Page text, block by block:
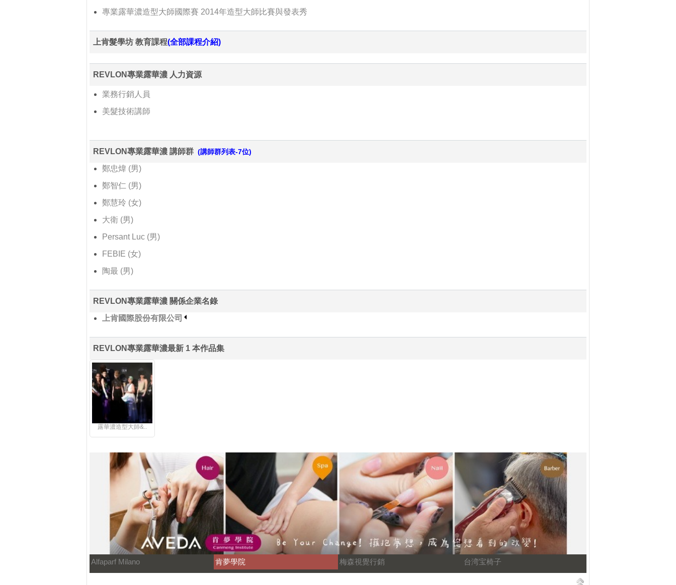
專業露華濃造型大師國際賽 2014年造型大師比賽與發表秀
上肯髮學坊 教育課程(全部課程介紹)
REVLON專業露華濃 人力資源
業務行銷人員
美髮技術講師
REVLON專業露華濃 講師群 (講師群列表-7位)
鄭忠煒 (男)
鄭智仁 (男)
鄭慧玲 (女)
大衛 (男)
Persant Luc (男)
FEBIE (女)
陶最 (男)
REVLON專業露華濃 關係企業名錄
上肯國際股份有限公司
REVLON專業露華濃最新 1 本作品集
露華濃造型大師&..
Alfaparf Milano 肯夢學院 梅森視覺行銷 台湾宝椅子